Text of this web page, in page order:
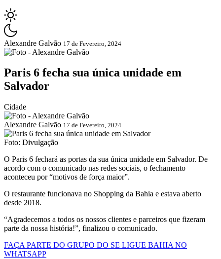
Alexandre Galvão 17 de Fevereiro, 2024
Paris 6 fecha sua única unidade em
Salvador
Cidade
Alexandre Galvão 17 de Fevereiro, 2024
Foto: Divulgação
O Paris 6 fechará as portas da sua única unidade em Salvador. De
acordo com o comunicado nas redes sociais, o fechamento
aconteceu por “motivos de força maior”.
O restaurante funcionava no Shopping da Bahia e estava aberto
desde 2018.
“Agradecemos a todos os nossos clientes e parceiros que fizeram
parte da nossa história!”, finalizou o comunicado.
FAÇA PARTE DO GRUPO DO SE LIGUE BAHIA NO
WHATSAPP